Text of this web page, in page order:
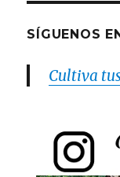
SÍGUENOS
Cultiva